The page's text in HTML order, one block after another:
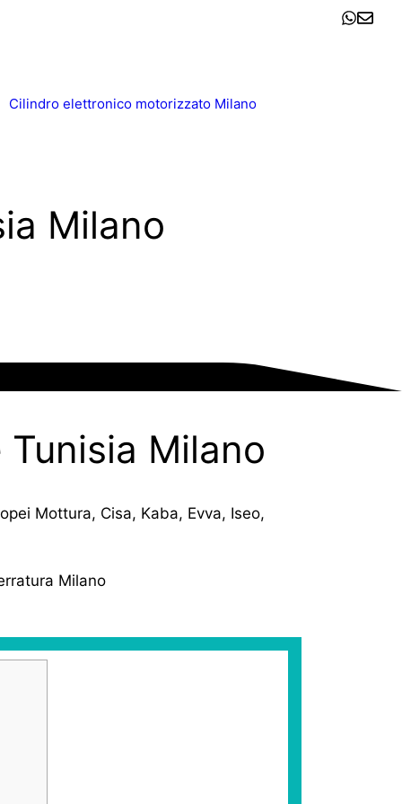
Cilindro elettronico motorizzato Milano
Milano
Milano
Mottura, Cisa, Kaba, Evva, Iseo,